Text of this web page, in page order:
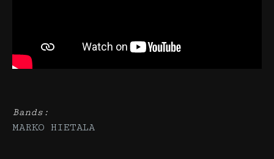
Bands:
MARKO HIETALA